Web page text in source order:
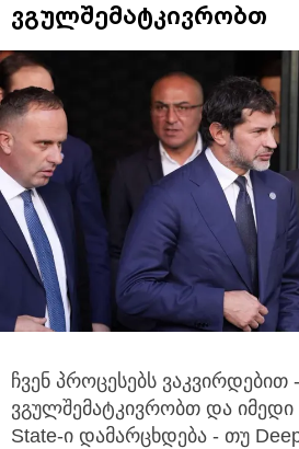
ვგულშემატკივრობთ
ჩვენ პროცესებს ვაკვირდებით
ვგულშემატკივრობთ და იმედი
State-ი დამარცხდება - თუ